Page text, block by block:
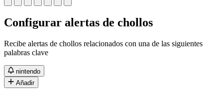
Configurar alertas de chollos
Recibe alertas de chollos relacionados con una de las siguientes
palabras clave
nintendo
Añadir